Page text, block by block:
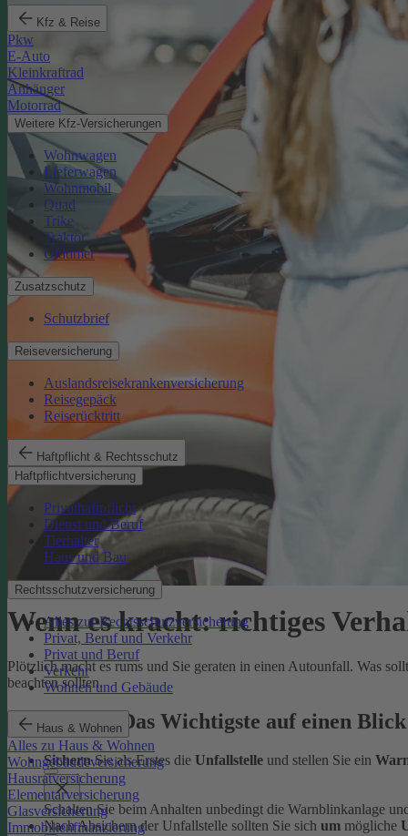
Kfz & Reise
Pkw
E-Auto
Kleinkraftrad
Anhänger
Motorrad
Weitere Kfz-Versicherungen
Wohnwagen
Lieferwagen
Wohnmobil
Quad
Trike
Traktor
Oldtimer
Zusatzschutz
Schutzbrief
Reiseversicherung
Auslandsreisekrankenversicherung
Reisegepäck
Reiserücktritt
Haftpflicht & Rechtsschutz
Haftpflichtversicherung
Privathaftpflicht
Dienst und Beruf
Tierhalter
Haus und Bau
Rechtsschutzversicherung
Alles zur Rechtsschutzversicherung
Privat, Beruf und Verkehr
Privat und Beruf
Verkehr
Wohnen und Gebäude
Haus & Wohnen
Alles zu Haus & Wohnen
Wohngebäudeversicherung
Hausratversicherung
Elementarversicherung
Glasversicherung
Immobilienfinanzierung
Wenn es kracht: richtiges
Plötzlich macht es rums und Sie geraten in einen Autounfall. Was
beachten sollten.
Autounfall: Das Wichtigste auf einen Blick
SichernSie als Erstes die Unfallstelle und stellen Sie ein
Schalten Sie beim Anhalten unbedingt die Warnblinkanlage
Nach Absichern der Unfallstelle sollten Sie sich um mögliche